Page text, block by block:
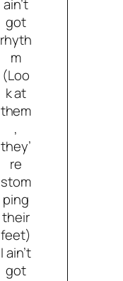
ain’t
got
rhyth
m
(Loo
k at
them
,
they’
re
stom
ping
their
feet)
I ain’t
got